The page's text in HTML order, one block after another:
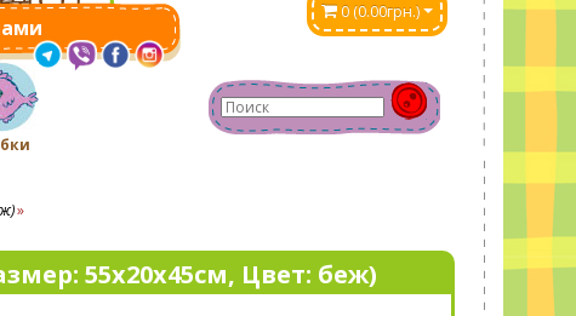
0 (0.00грн.)
55х20х45cм, Цвет: беж)